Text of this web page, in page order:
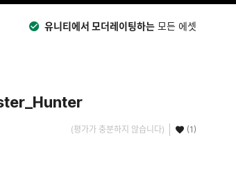
유니티에서 모더레이팅하는 모든 에셋
(평가가 충분하지 않습니다) (1)